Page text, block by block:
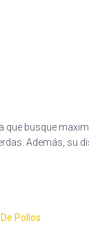
busque
Además, su
Pollos